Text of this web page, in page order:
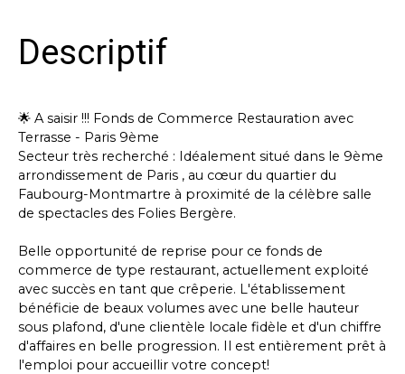
Descriptif
🌟 A saisir !!! Fonds de Commerce Restauration avec
Terrasse - Paris 9ème
Secteur très recherché : Idéalement situé dans le 9ème
arrondissement de Paris , au cœur du quartier du
Faubourg-Montmartre à proximité de la célèbre salle
de spectacles des Folies Bergère.
Belle opportunité de reprise pour ce fonds de
commerce de type restaurant, actuellement exploité
avec succès en tant que crêperie. L'établissement
bénéficie de beaux volumes avec une belle hauteur
sous plafond, d'une clientèle locale fidèle et d'un chiffre
d'affaires en belle progression. Il est entièrement prêt à
l'emploi pour accueillir votre concept!